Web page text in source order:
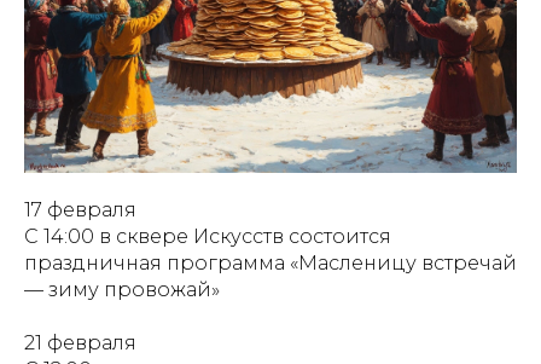
17 февраля
С 14:00 в сквере Искусств состоится
праздничная программа «Масленицу встречай
— зиму провожай»
21 февраля